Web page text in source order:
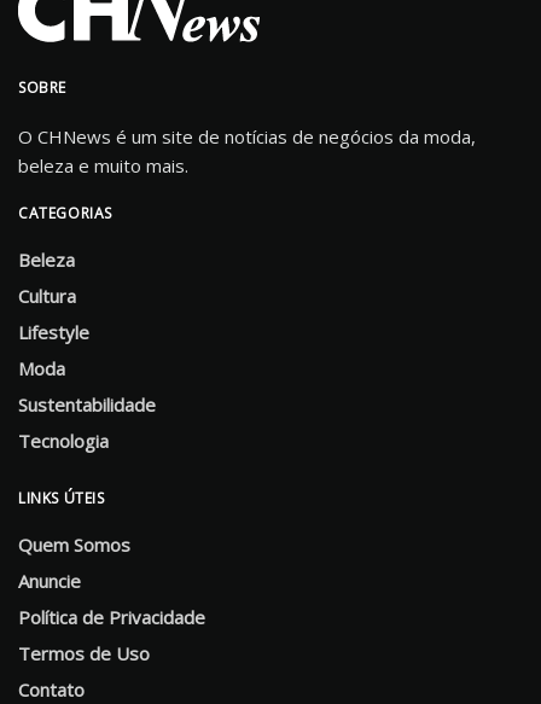
SOBRE
O CHNews é um site de notícias de negócios da moda,
beleza e muito mais.
CATEGORIAS
Beleza
Cultura
Lifestyle
Moda
Sustentabilidade
Tecnologia
LINKS ÚTEIS
Quem Somos
Anuncie
Política de Privacidade
Termos de Uso
Contato